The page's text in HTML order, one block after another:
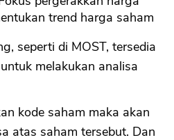
trend harga saham
seperti di MOST, tersedia
melakukan analisa
kode saham maka akan
atas saham tersebut. Dan